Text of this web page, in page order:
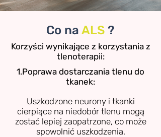
Co na ALS ?
Korzyści wynikające z korzystania z
tlenoterapii:
1.Poprawa dostarczania tlenu do
tkanek:
Uszkodzone neurony i tkanki
cierpiące na niedobór tlenu mogą
zostać lepiej zaopatrzone, co może
spowolnić uszkodzenia.